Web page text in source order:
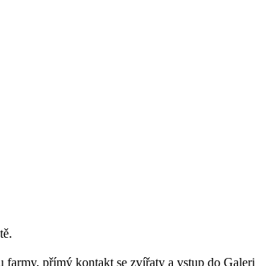
farmy, přímý kontakt se zvířaty a vstup do